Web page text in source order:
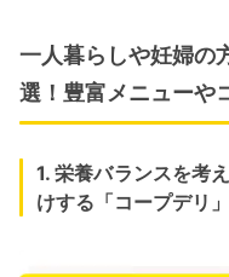
一人暮らしや妊婦の
選！豊富メニューや
1. 栄養バランスを考
けする「コープデリ」